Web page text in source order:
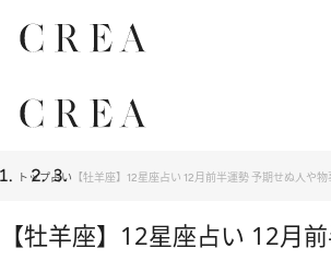
トップ占い 【牡羊座】12星座占い 12月前半運勢 予期せぬ人や
【牡羊座】12星座占い 12月